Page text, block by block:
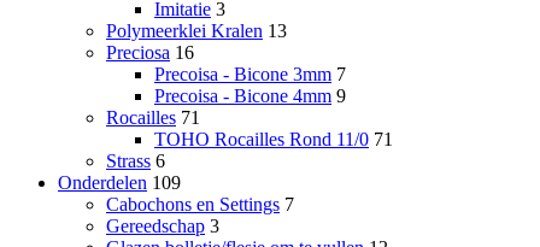
Imitatie 3
Polymeerklei Kralen 13
Preciosa 16
Precoisa - Bicone 3mm 7
Precoisa - Bicone 4mm 9
Rocailles 71
TOHO Rocailles Rond 11/0 71
Strass 6
Onderdelen 109
Cabochons en Settings 7
Gereedschap 3